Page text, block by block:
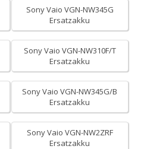
Sony Vaio VGN-NW345G
Ersatzakku
Sony Vaio VGN-NW310F/T
Ersatzakku
Sony Vaio VGN-NW345G/B
Ersatzakku
Sony Vaio VGN-NW2ZRF
Ersatzakku